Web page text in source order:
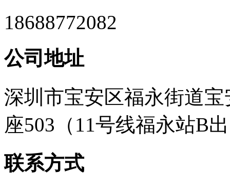
18688772082
公司地址
深圳市宝安区福永街道
座503（11号线福永站B
联系方式